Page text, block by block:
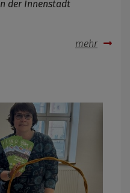
der Innenstadt
mehr
gesetzt werden